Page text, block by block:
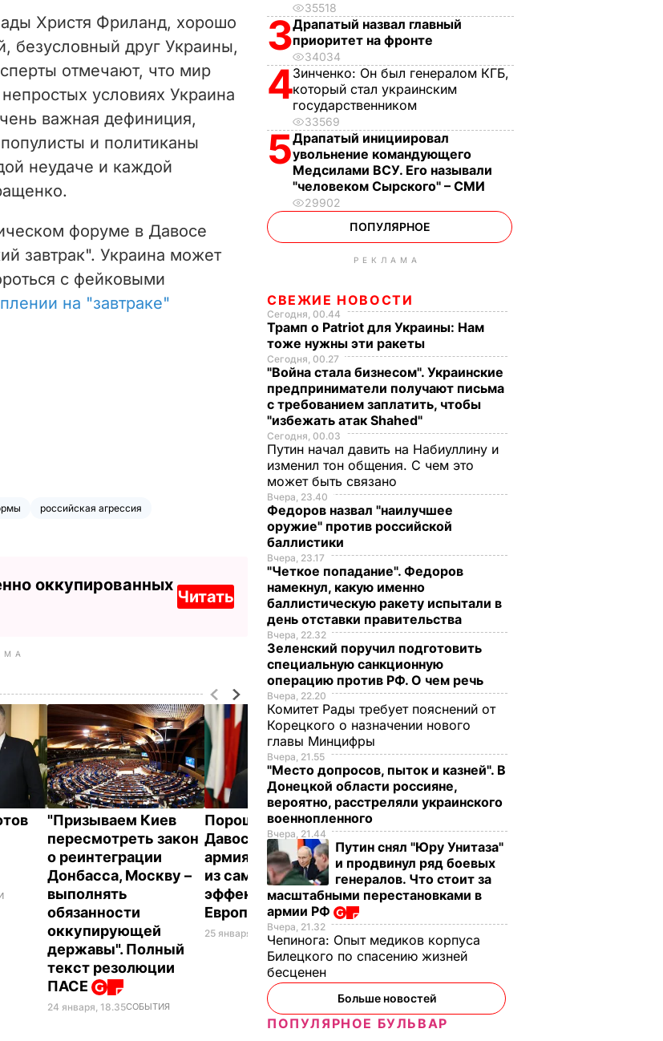
Христя Фриланд, хорошо
безусловный друг Украины,
отмечают, что мир
условиях Украина
важная дефиниция,
и политиканы
неудаче и каждой
форуме в Давосе
завтрак". Украина может
с фейковыми
на "завтраке"
российская агрессия
оккупированных
Читать
"Призываем Киев
пересмотреть закон
о реинтеграции
Донбасса, Москву –
выполнять
обязанности
оккупирующей
державы". Полный
текст резолюции
ПАСЕ
24 января, 18.35СОБЫТИЯ
Порошенко в
Давосе: Украинская
армия стала одной
из самых
эффективных в
Европе. Видео
25 января, 10.26ПОЛИТИКА
35518
3Драпатый назвал главный
приоритет на фронте
34034
4Зинченко: Он был генералом КГБ,
который стал украинским
государственником
33569
5Драпатый инициировал
увольнение командующего
Медсилами ВСУ. Его называли
"человеком Сырского" – СМИ
29902
ПОПУЛЯРНОЕ
РЕКЛАМА
СВЕЖИЕ НОВОСТИ
Сегодня, 00.44
Трамп о Patriot для Украины: Нам
тоже нужны эти ракеты
Сегодня, 00.27
"Война стала бизнесом". Украинские
предприниматели получают письма
с требованием заплатить, чтобы
"избежать атак Shahed"
Сегодня, 00.03
Путин начал давить на Набиуллину и
изменил тон общения. С чем это
может быть связано
Вчера, 23.40
Федоров назвал "наилучшее
оружие" против российской
баллистики
Вчера, 23.17
"Четкое попадание". Федоров
намекнул, какую именно
баллистическую ракету испытали в
день отставки правительства
Вчера, 22.32
Зеленский поручил подготовить
специальную санкционную
операцию против РФ. О чем речь
Вчера, 22.20
Комитет Рады требует пояснений от
Корецкого о назначении нового
главы Минцифры
Вчера, 21.55
"Место допросов, пыток и казней". В
Донецкой области россияне,
вероятно, расстреляли украинского
военнопленного
Вчера, 21.44
Путин снял "Юру Унитаза"
и продвинул ряд боевых
генералов. Что стоит за
масштабными перестановками в
армии РФ
Вчера, 21.32
Чепинога: Опыт медиков корпуса
Билецкого по спасению жизней
бесценен
Больше новостей
ПОПУЛЯРНОЕ БУЛЬВАР